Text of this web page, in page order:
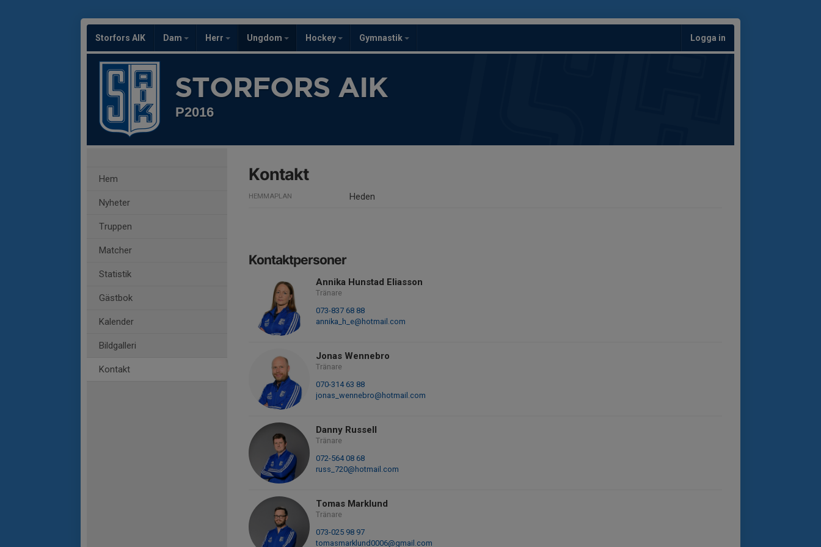
Storfors AIK Dam Herr Ungdom Hockey Gymnastik Logga in
STORFORS AIK
P2016
Hem
Nyheter
Truppen
Matcher
Statistik
Gästbok
Kalender
Bildgalleri
Kontakt
Kontakt
HEMMAPLAN Heden
Kontaktpersoner
Annika Hunstad Eliasson
Tränare
073-837 68 88
annika_h_e@hotmail.com
Jonas Wennebro
Tränare
070-314 63 88
jonas_wennebro@hotmail.com
Danny Russell
Tränare
072-564 08 68
russ_720@hotmail.com
Tomas Marklund
Tränare
073-025 98 97
tomasmarklund0006@gmail.com